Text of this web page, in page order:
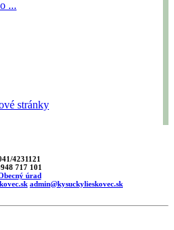
...
stránky
4231121
717 101
úrad
admin@kysuckylieskovec.sk